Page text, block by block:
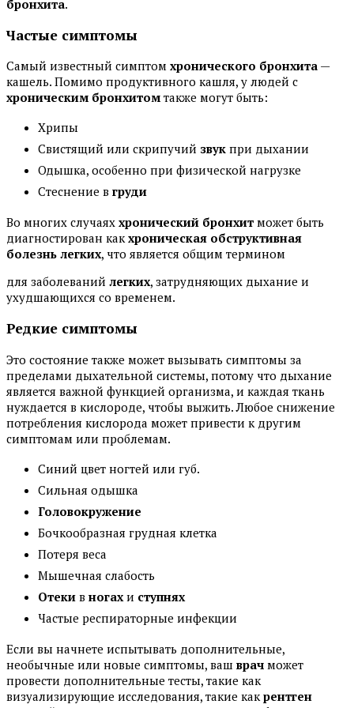
бронхита.
Частые симптомы
Самый известный симптом хронического бронхита —
кашель. Помимо продуктивного кашля, у людей с
хроническим бронхитом также могут быть:
Хрипы
Свистящий или скрипучий звук при дыхании
Одышка, особенно при физической нагрузке
Стеснение в груди
Во многих случаях хронический бронхит может быть
диагностирован какхроническая обструктивная
болезнь легких, что является общим термином
для заболеваний легких, затрудняющих дыхание и
ухудшающихся со временем.
Редкие симптомы
Это состояние также может вызывать симптомы за
пределами дыхательной системы, потому что дыхание
является важной функцией организма, и каждая ткань
нуждается в кислороде, чтобы выжить. Любое снижение
потребления кислорода может привести к другим
симптомам или проблемам.
Синий цвет ногтей или губ.
Сильная одышка
Головокружение
Бочкообразная грудная клетка
Потеря веса
Мышечная слабость
Отеки в ногах и ступнях
Частые респираторные инфекции
Если вы начнете испытывать дополнительные,
необычные или новые симптомы, ваш врач может
провести дополнительные тесты, такие как
визуализирующие исследования, такие как рентген